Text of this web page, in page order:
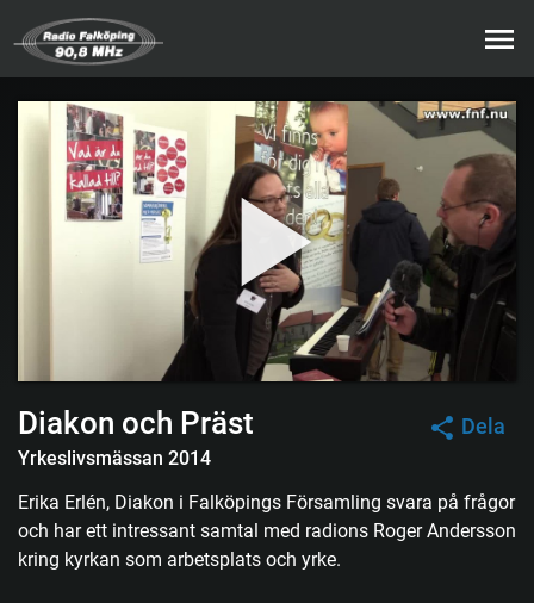
Dela
Diakon och Präst
Yrkeslivsmässan 2014
Erika Erlén, Diakon i Falköpings Församling svara på frågor
och har ett intressant samtal med radions Roger Andersson
kring kyrkan som arbetsplats och yrke.